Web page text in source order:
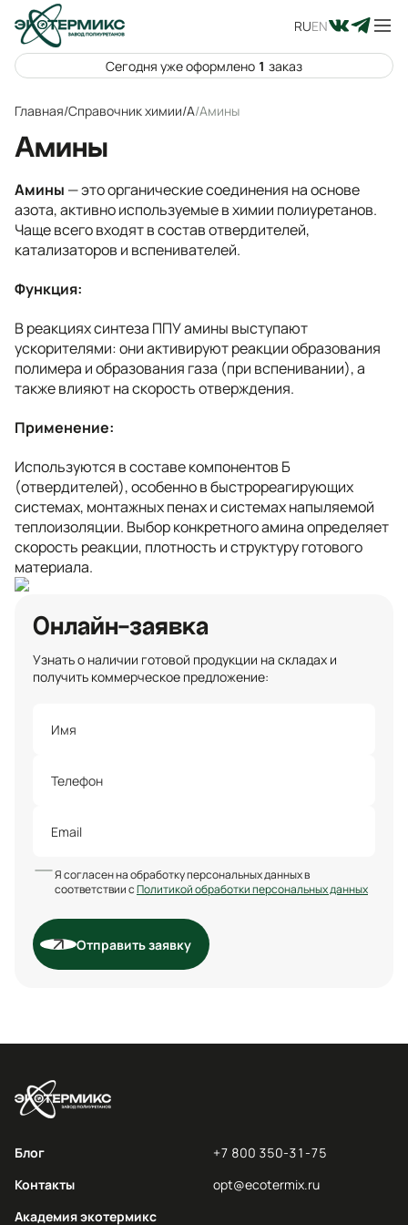
RUEN
Сегодня уже оформлено 1 заказ
Главная/Справочник химии/А/Амины
Амины
Амины — это органические соединения на основе
азота, активно используемые в химии полиуретанов.
Чаще всего входят в состав отвердителей,
катализаторов и вспенивателей.
Функция:
В реакциях синтеза ППУ амины выступают
ускорителями: они активируют реакции образования
полимера и образования газа (при вспенивании), а
также влияют на скорость отверждения.
Применение:
Используются в составе компонентов Б
(отвердителей), особенно в быстрореагирующих
системах, монтажных пенах и системах напыляемой
теплоизоляции. Выбор конкретного амина определяет
скорость реакции, плотность и структуру готового
материала.
Онлайн-заявка
Узнать о наличии готовой продукции на складах и
получить коммерческое предложение:
Я согласен на обработку персональных данных в
соответствии сПолитикой обработки персональных данных
Отправить заявку
Блог
Контакты
Академия экотермикс
+7 800 350-31-75
opt@ecotermix.ru